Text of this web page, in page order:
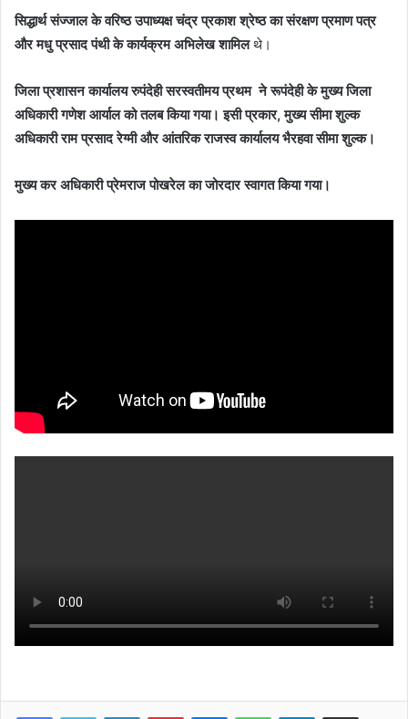
सिद्धार्थ संज्जाल के वरिष्ठ उपाध्यक्ष चंद्र प्रकाश श्रेष्ठ का संरक्षण प्रमाण पत्र
और मधु प्रसाद पंथी के कार्यक्रम अभिलेख शामिलथे।
जिला प्रशासन कार्यालय रुपंदेही सरस्वतीमय प्रथम ने रूपंदेही के मुख्य जिला
अधिकारी गणेश आर्याल को तलब किया गया। इसी प्रकार, मुख्य सीमा शुल्क
अधिकारी राम प्रसाद रेग्मी और आंतरिक राजस्व कार्यालय भैरहवा सीमा शुल्क।
मुख्य कर अधिकारी प्रेमराज पोखरेल का जोरदार स्वागत किया गया।
FacebookTwitter LinkedInPinterestMessengerWhatsAppTelegramShare via Email